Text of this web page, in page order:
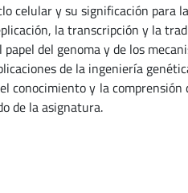
celular y su significación para
la transcripción y la
del genoma y de los
de la ingeniería
conocimiento y la
de la asignatura.